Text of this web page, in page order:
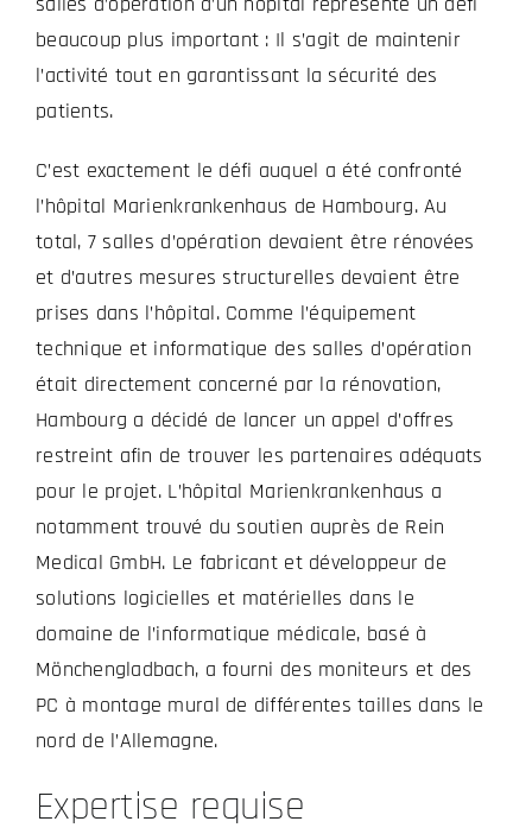
beaucoup plus important : Il s’agit de maintenir
l’activité tout en garantissant la sécurité des
patients.
C’est exactement le défi auquel a été confronté
l’hôpital Marienkrankenhaus de Hambourg. Au
total, 7 salles d’opération devaient être rénovées
et d’autres mesures structurelles devaient être
prises dans l’hôpital. Comme l’équipement
technique et informatique des salles d’opération
était directement concerné par la rénovation,
Hambourg a décidé de lancer un appel d’offres
restreint afin de trouver les partenaires adéquats
pour le projet. L’hôpital Marienkrankenhaus a
notamment trouvé du soutien auprès de Rein
Medical GmbH. Le fabricant et développeur de
solutions logicielles et matérielles dans le
domaine de l’informatique médicale, basé à
Mönchengladbach, a fourni des moniteurs et des
PC à montage mural de différentes tailles dans le
nord de l’Allemagne.
Expertise requise